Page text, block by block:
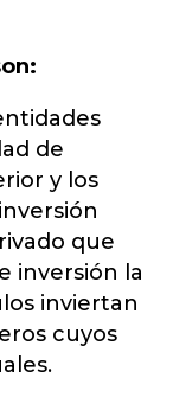
de
y los
que
inversión la
inviertan
cuyos